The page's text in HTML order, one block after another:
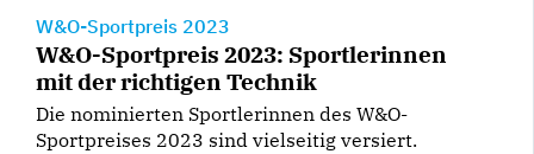
W&O-Sportpreis 2023
W&O-Sportpreis 2023: Sportlerinnen
mit der richtigen Technik
Die nominierten Sportlerinnen des W&O-
Sportpreises 2023 sind vielseitig versiert.